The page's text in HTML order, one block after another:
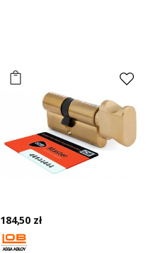
184,50 zł